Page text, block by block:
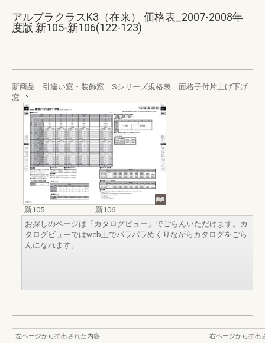
アルプラクラスK3（在来） 価格表_2007-2008年
度版 新105-新106(122-123)
新商品 引違い窓・装飾窓 Sシリーズ規格表 面格子付片上げ下げ
窓
新105
新106
お探しのページは「カタログビュー」でごらんいただけます。カ
タログビューではweb上でパラパラめくりながらカタログをごら
んになれます。
左ページから抽出された内容
右ページから抽出